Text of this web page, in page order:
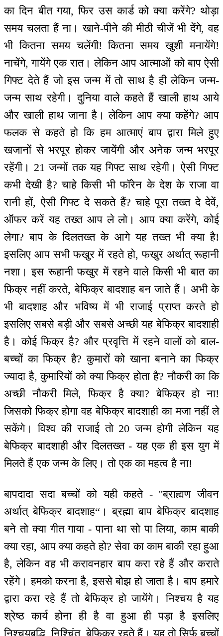
का दिन बीत गया, फिर उस कार्ड को क्या करेंगे? थोड़ा
समय चलता हैं ना। खाने-पीने की मीठी चीजें भी देंगे, वह
भी कितना समय चलेंगी! कितना समय खुशी मनायेंगे!
नाचेंगे, गायेंगे एक रात। लेकिन आप आत्माओं को बाप ऐसी
गिफ्ट देते हैं जो इस जन्म में तो साथ है ही लेकिन जन्म-
जन्म साथ रहेगी। दुनिया वाले कहते हैं खाली हाथ आये
और खाली हाथ जाना है। लेकिन आप क्या कहेंगे? आप
फलक से कहते हो कि हम आत्माएं बाप द्वारा मिले हुए
खजानों से भरपूर होकर जायेंगी और अनेक जन्म भरपूर
रहेंगी। 21 जन्मों तक यह गिफ्ट साथ रहेगी। ऐसी गिफ्ट
कभी देखी है? चाहे किसी भी फॉरेन के देश के राजा वा
रानी हों, ऐसी गिफ्ट दे सकते हैं? चाहे पूरा तख्त दे देवें,
ऑफर करें यह तख्त आप ले लो। आप क्या करेंगे, कोई
लेगा? बाप के दिलतख्त के आगे यह तख्त भी क्या है!
इसलिए आप सभी फखुर में रहते हो, फखुर अर्थात् रूहानी
नशा। इस रूहानी फखुर में रहने वाले किसी भी बात का
फिक्र नहीं करते, बेफिक्र बादशाह बन जाते हैं। अभी के
भी बादशाह और भविष्य में भी राजाई प्राप्त करते हो
इसलिए सबसे बड़ी और सबसे अच्छी यह बेफिक्र बादशाही
है। कोई फिक्र है? और प्रवृत्ति में रहने वालों को बाल-
बच्चों का फिक्र है? कुमारों को खाना बनाने का फिक्र
ज्यादा है, कुमारियों को क्या फिक्र होता है? नौकरी का कि
अच्छी नौकरी मिले, फिक्र है क्या? बेफिक्र हो ना!
जिसको फिक्र होगा वह बेफिक्र बादशाही का मजा नहीं ले
सकेंगे। विश्व की राजाई तो 20 जन्म होगी लेकिन यह
बेफिक्र बादशाही और दिलतख्त - यह एक ही इस युग में
मिलते हैं एक जन्म के लिए। तो एक का महत्व है ना!
बापदादा सदा बच्चों को यही कहते - ''ब्राह्मण जीवन
अर्थात् बेफिक्र बादशाह“। ब्रह्मा बाप बेफिक्र बादशाह
बने तो क्या गीत गाया - पाना था सो पा लिया, काम बाकी
क्या रहा, आप क्या कहते हो? सेवा का काम बाकी रहा हुआ
है, लेकिन वह भी करावनहार बाप करा रहे हैं और कराते
रहेंगे। हमको करना है, इससे बोझ हो जाता है। बाप हमारे
द्वारा करा रहे हैं तो बेफिक्र हो जायेंगे। निश्चय है यह
श्रेष्ठ कार्य होना ही है वा हुआ ही पड़ा है इसलिए
निश्चयबुद्धि, निश्चिंत, बेफिक्र रहते हैं। यह तो सिर्फ बच्चों